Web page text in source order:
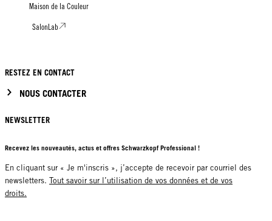
Maison de la Couleur
SalonLab
RESTEZ EN CONTACT
NOUS CONTACTER
NEWSLETTER
Recevez les nouveautés, actus et offres Schwarzkopf Professional !
En cliquant sur « Je m'inscris », j’accepte de recevoir par courriel des
newsletters. Tout savoir sur l’utilisation de vos données et de vos
droits.